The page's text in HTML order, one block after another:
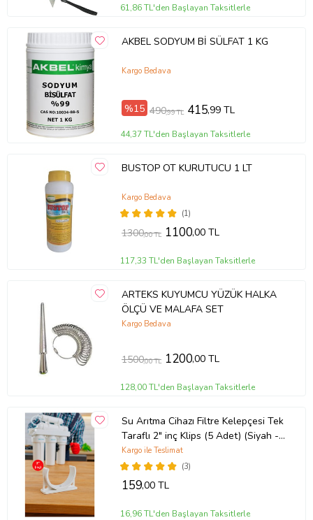
61,86 TL'den Başlayan Taksitlerle
AKBEL SODYUM Bİ SÜLFAT 1 KG
Kargo Bedava
%15 490,99 TL 415,99 TL
44,37 TL'den Başlayan Taksitlerle
BUSTOP OT KURUTUCU 1 LT
(1)
Kargo Bedava
1300,00 TL 1100,00 TL
117,33 TL'den Başlayan Taksitlerle
ARTEKS KUYUMCU YÜZÜK HALKA
ÖLÇÜ VE MALAFA SET
Kargo Bedava
1500,00 TL 1200,00 TL
128,00 TL'den Başlayan Taksitlerle
Su Arıtma Cihazı Filtre Kelepçesi Tek
Taraflı 2" inç Klips (5 Adet) (Siyah -
Beyaz)
(3)
Kargo ile Teslimat
159,00 TL
16,96 TL'den Başlayan Taksitlerle